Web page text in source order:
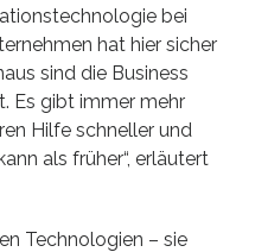
bei
hat hier sicher
sind die Business
Es gibt immer mehr
Hilfe schneller und
als früher“, erläutert
Technologien – sie